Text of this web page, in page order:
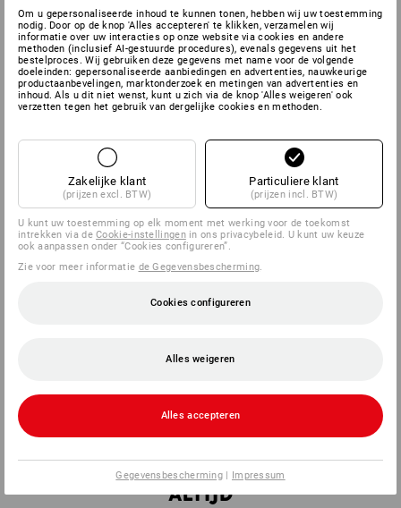
ALTIJD EEN GOEDE
VERBINDING
individuele behoeften zijn hierbij vrijwel geen grenzen
gesteld.
PAST
ALTIJD
Om u gepersonaliseerde inhoud te kunnen tonen, hebben wij uw toestemming
nodig. Door op de knop 'Alles accepteren' te klikken, verzamelen wij
informatie over uw interacties op onze website via cookies en andere
methoden (inclusief AI-gestuurde procedures), evenals gegevens uit het
bestelproces. Wij gebruiken deze gegevens met name voor de volgende
doeleinden: gepersonaliseerde aanbiedingen en advertenties, nauwkeurige
productaanbevelingen, marktonderzoek en metingen van advertenties en
inhoud. Als u dit niet wenst, kunt u zich via de knop 'Alles weigeren' ook
verzetten tegen het gebruik van dergelijke cookies en methoden.
Zakelijke klant
(prijzen excl. BTW)
Particuliere klant
(prijzen incl. BTW)
U kunt uw toestemming op elk moment met werking voor de toekomst
intrekken via deCookie-instellingenin ons privacybeleid. U kunt uw keuze
ook aanpassen onder “Cookies configureren”.
Zie voor meer informatie de Gegevensbescherming.
Cookies configureren
Alles weigeren
Alles accepteren
Gegevensbescherming | Impressum